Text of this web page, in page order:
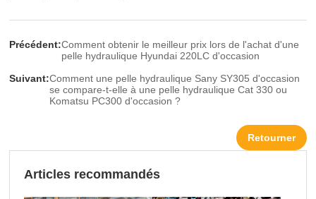
Précédent:Comment obtenir le meilleur prix lors de l'achat d'une
pelle hydraulique Hyundai 220LC d'occasion
Suivant:Comment une pelle hydraulique Sany SY305 d'occasion
se compare-t-elle à une pelle hydraulique Cat 330 ou
Komatsu PC300 d'occasion ?
Retourner
Articles recommandés